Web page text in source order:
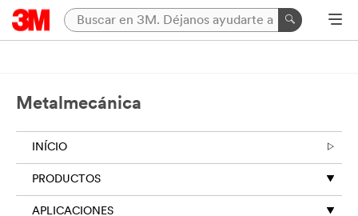
Metalmecánica
INÍCIO
PRODUCTOS
APLICACIONES